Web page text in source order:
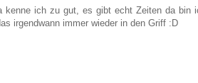
kenne ich zu gut, es gibt echt Zeiten da bin
irgendwann immer wieder in den Griff :D